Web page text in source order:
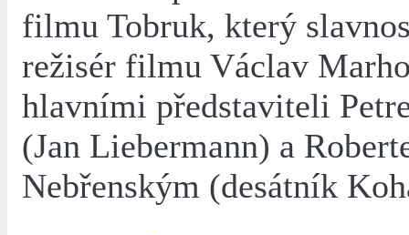
filmu Tobruk, který
režisér filmu Václav
hlavními představiteli
(Jan Liebermann) a
Nebřenským (desátník